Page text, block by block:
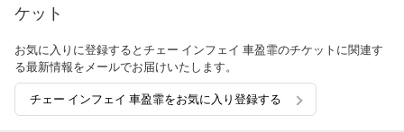
ケット
お気に入りに登録するとチェー インフェイ 車盈霏のチケットに関連す
る最新情報をメールでお届けいたします。
チェー インフェイ 車盈霏をお気に入り登録する